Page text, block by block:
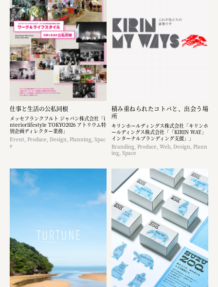
仕事と生活の公私同根
メッセフランクフルト ジャパン株式会社「i
nteriorlifestyle TOKYO2026 アトリウム特
別企画ディレクター業務」
Event, Produce, Design, Planning, Spac
e
積み重ねられたコトバと、出会う場
所
キリンホールディングス株式会社「キリンホ
ールディングス株式会社「「KIRIN WAY」
インターナルブランディング支援」」
Branding, Produce, Web, Design, Plann
ing, Space